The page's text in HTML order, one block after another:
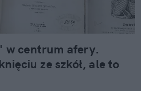
w centrum afery.
ze szkół, ale to